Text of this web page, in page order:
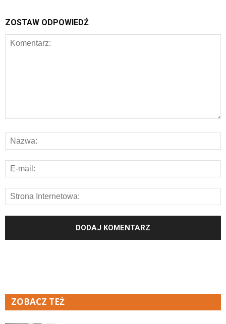
ZOSTAW ODPOWIEDŹ
ZOBACZ TEŻ